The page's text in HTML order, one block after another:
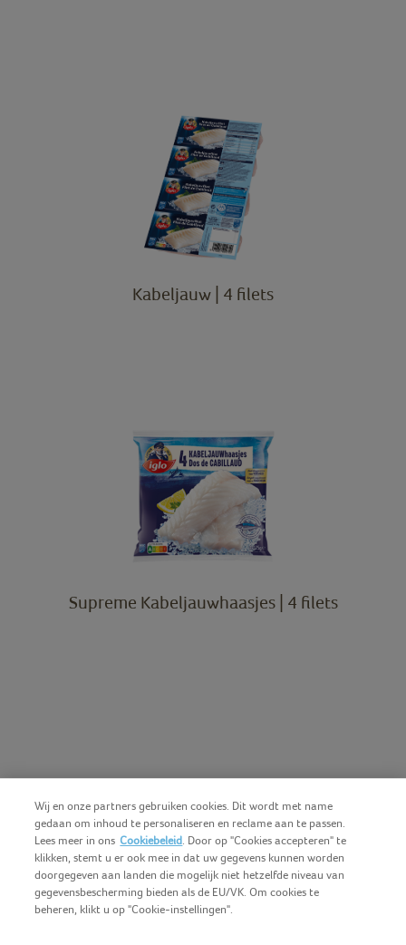
Kabeljauw | 4 filets
Supreme Kabeljauwhaasjes | 4 filets
Wij en onze partners gebruiken cookies. Dit wordt met name
gedaan om inhoud te personaliseren en reclame aan te passen.
Lees meer in ons Cookiebeleid. Door op "Cookies accepteren" te
klikken, stemt u er ook mee in dat uw gegevens kunnen worden
doorgegeven aan landen die mogelijk niet hetzelfde niveau van
gegevensbescherming bieden als de EU/VK. Om cookies te
beheren, klikt u op "Cookie-instellingen".